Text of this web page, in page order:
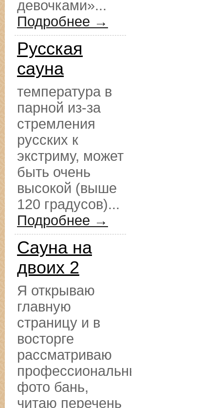
девочками»...
Подробнее →
Русская
сауна
температура в
парной из-за
стремления
русских к
экстриму, может
быть очень
высокой (выше
120 градусов)...
Подробнее →
Сауна на
двоих 2
Я открываю
главную
страницу и в
восторге
рассматриваю
профессиональные
фото бань,
читаю перечень